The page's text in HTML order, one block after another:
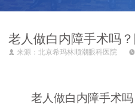
老人做白内障手术吗
来源：北京希玛林顺潮眼科医院
老人做白内障手术吗